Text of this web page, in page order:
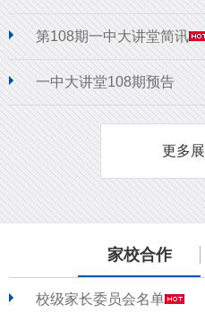
第108期一中大讲堂简讯
一中大讲堂108期预告
更多
家校合作
校级家长委员会名单